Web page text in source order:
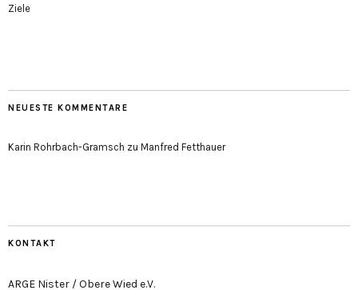
Ziele
NEUESTE KOMMENTARE
Karin Rohrbach-Gramsch zu Manfred Fetthauer
KONTAKT
ARGE Nister / Obere Wied e.V.